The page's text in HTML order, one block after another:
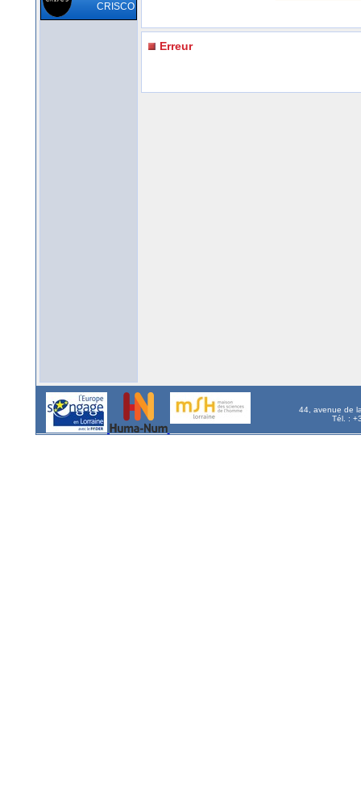
CRISCO
Erreur
44, avenue de
Tél. :